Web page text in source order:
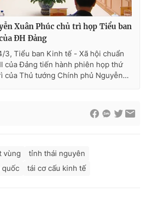
báo in và báo điện tử số 483/GP-BTTTT
Thủy
Xuân Phúc chủ trì họp Tiểu ban
ĐH Đảng
3, Tiểu ban Kinh tế - Xã hội chuẩn
của Đảng tiến hành phiên họp thứ
của Thủ tướng Chính phủ Nguyễn...
vùng
tỉnh thái nguyên
quốc
tái cơ cấu kinh tế